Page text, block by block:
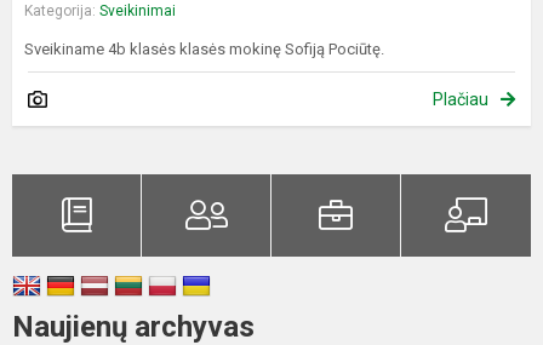
Kategorija: Sveikinimai
Sveikiname 4b klasės klasės mokinę Sofiją Pociūtę.
Plačiau
Naujienų archyvas